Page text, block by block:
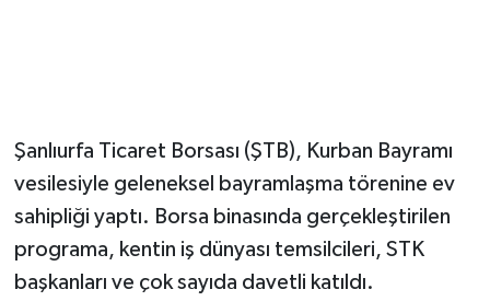
​Şanlıurfa Ticaret Borsası (ŞTB), Kurban Bayramı
vesilesiyle geleneksel bayramlaşma törenine ev
sahipliği yaptı. Borsa binasında gerçekleştirilen
programa, kentin iş dünyası temsilcileri, STK
başkanları ve çok sayıda davetli katıldı.